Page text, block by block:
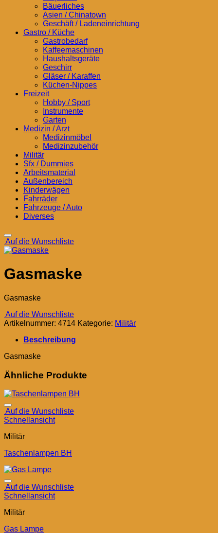
Bäuerliches
Asien / Chinatown
Geschäft / Ladeneinrichtung
Gastro / Küche
Gastrobedarf
Kaffeemaschinen
Haushaltsgeräte
Geschirr
Gläser / Karaffen
Küchen-Nippes
Freizeit
Hobby / Sport
Instrumente
Garten
Medizin / Arzt
Medizinmöbel
Medizinzubehör
Militär
Sfx / Dummies
Arbeitsmaterial
Außenbereich
Kinderwägen
Fahrräder
Fahrzeuge / Auto
Diverses
Auf die Wunschliste
Gasmaske
Gasmaske
Auf die Wunschliste
Artikelnummer: 4714 Kategorie: Militär
Beschreibung
Gasmaske
Ähnliche Produkte
Auf die Wunschliste
Schnellansicht
Militär
Taschenlampen BH
Auf die Wunschliste
Schnellansicht
Militär
Gas Lampe